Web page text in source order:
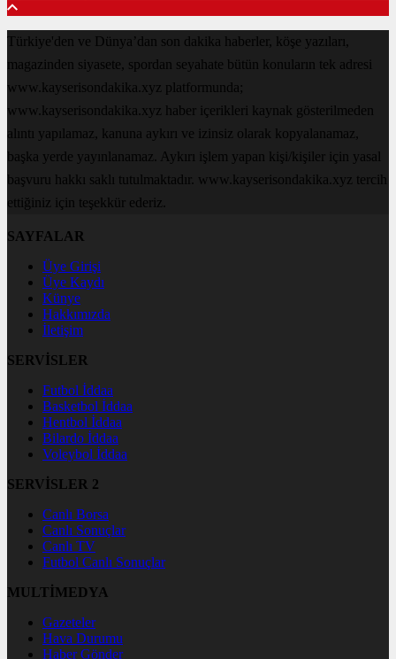
Türkiye'den ve Dünya’dan son dakika haberler, köşe yazıları,
magazinden siyasete, spordan seyahate bütün konuların tek adresi
www.kayserisondakika.xyz platformunda;
www.kayserisondakika.xyz haber içerikleri kaynak gösterilmeden
alıntı yapılamaz, kanuna aykırı ve izinsiz olarak kopyalanamaz,
başka yerde yayınlanamaz. Aykırı işlem yapan kişi/kişiler için yasal
başvuru hakkı saklı tutulmaktadır. www.kayserisondakika.xyz tercih
ettiğiniz için teşekkür ederiz.
SAYFALAR
Üye Girişi
Üye Kaydı
Künye
Hakkımızda
İletişim
SERVİSLER
Futbol İddaa
Basketbol İddaa
Hentbol İddaa
Bilardo İddaa
Voleybol İddaa
SERVİSLER 2
Canlı Borsa
Canlı Sonuçlar
Canlı TV
Futbol Canlı Sonuçlar
MULTİMEDYA
Gazeteler
Hava Durumu
Haber Gönder